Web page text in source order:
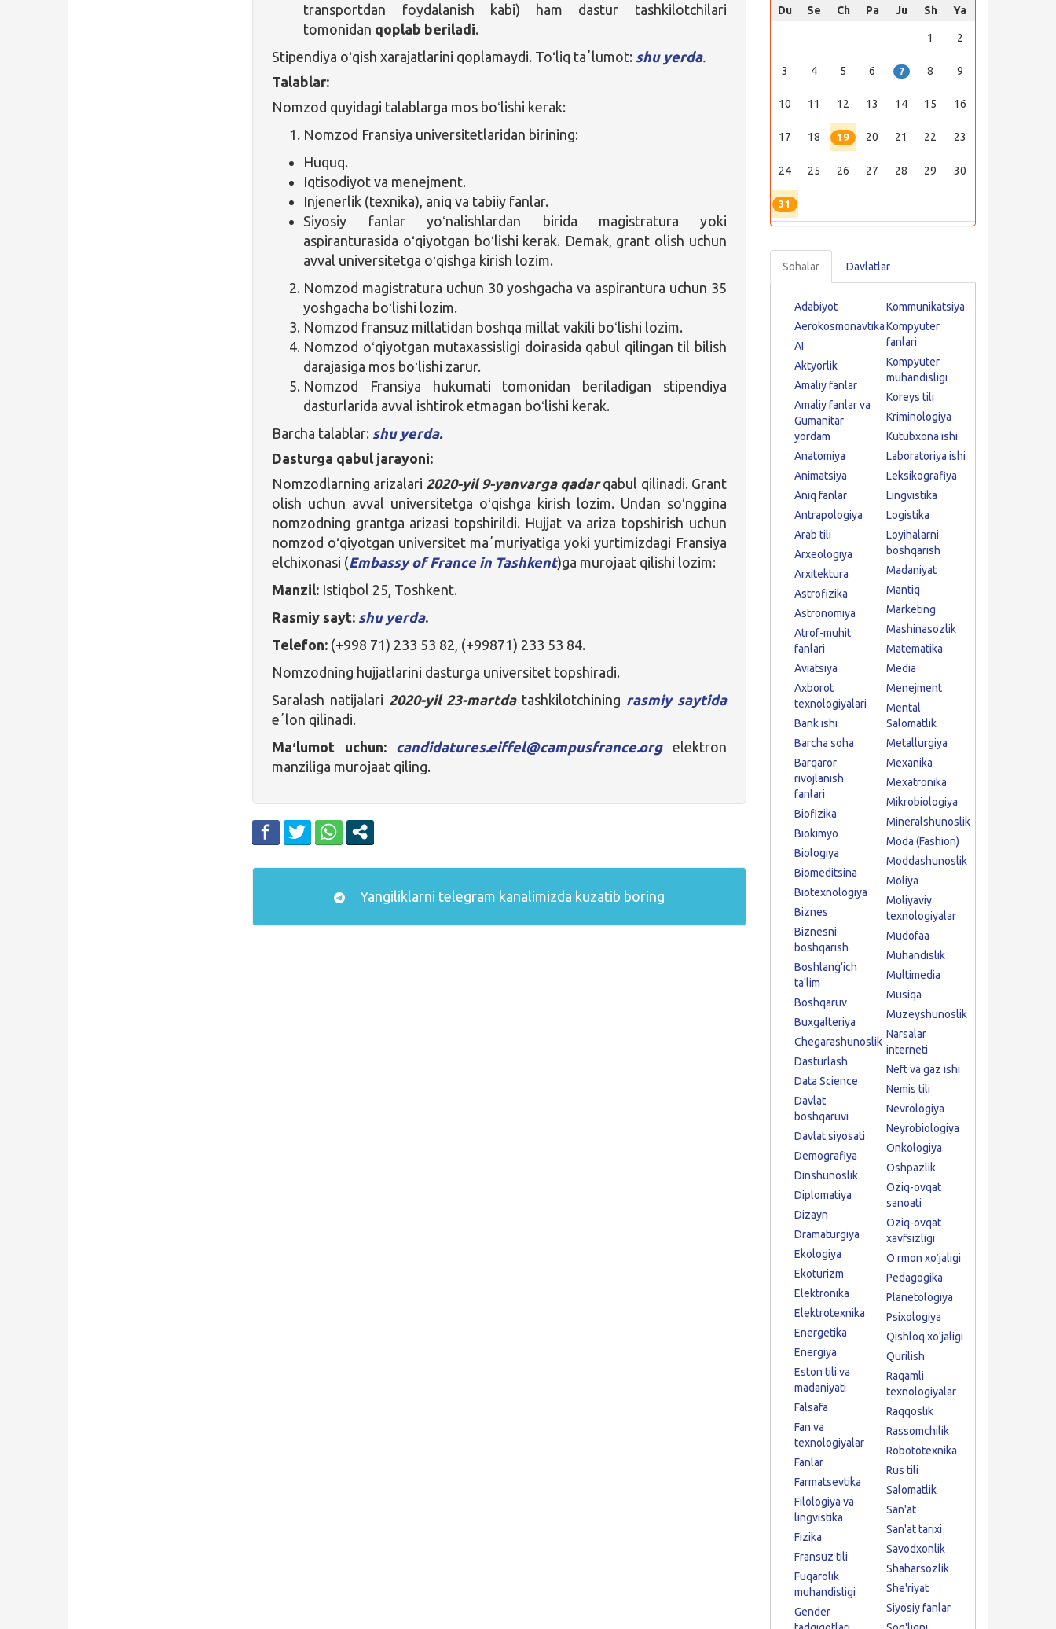
transportdan foydalanish kabi) ham dastur tashkilotchilari
tomonidan qoplab beriladi.
Stipendiya oʻqish xarajatlarini qoplamaydi. Toʻliq taʼlumot: shu yerda.
Talablar:
Nomzod quyidagi talablarga mos boʻlishi kerak:
Nomzod Fransiya universitetlaridan birining:
Huquq.
Iqtisodiyot va menejment.
Injenerlik (texnika), aniq va tabiiy fanlar.
Siyosiy fanlar yoʻnalishlardan birida magistratura yoki
aspiranturasida oʻqiyotgan boʻlishi kerak. Demak, grant olish uchun
avval universitetga oʻqishga kirish lozim.
Nomzod magistratura uchun 30 yoshgacha va aspirantura uchun 35
yoshgacha boʻlishi lozim.
Nomzod fransuz millatidan boshqa millat vakili boʻlishi lozim.
Nomzod oʻqiyotgan mutaxassisligi doirasida qabul qilingan til bilish
darajasiga mos boʻlishi zarur.
Nomzod Fransiya hukumati tomonidan beriladigan stipendiya
dasturlarida avval ishtirok etmagan boʻlishi kerak.
Barcha talablar: shu yerda.
Dasturga qabul jarayoni:
Nomzodlarning arizalari 2020-yil 9-yanvarga qadarqabul qilinadi. Grant
olish uchun avval universitetga oʻqishga kirish lozim. Undan soʻnggina
nomzodning grantga arizasi topshirildi. Hujjat va ariza topshirish uchun
nomzod oʻqiyotgan universitet maʼmuriyatiga yoki yurtimizdagi Fransiya
elchixonasi (Embassy of France in Tashkent)ga murojaat qilishi lozim:
Manzil: Istiqbol 25, Toshkent.
Rasmiy sayt: shu yerda.
Telefon: (+998 71) 233 53 82, (+99871) 233 53 84.
Nomzodning hujjatlarini dasturga universitet topshiradi.
Saralash natijalari 2020-yil 23-martdatashkilotchining rasmiy saytida
eʼlon qilinadi.
Maʻlumot uchun: candidatures.eiffel@campusfrance.orgelektron
manziliga murojaat qiling.
Yangiliklarni telegram kanalimizda kuzatib boring
Du Se Ch Pa Ju Sh Ya
1 2
3 4 5 6 7 8 9
10 11 12 13 14 15 16
17 18 19 20 21 22 23
24 25 26 27 28 29 30
31
Sohalar Davlatlar
Adabiyot
Aerokosmonavtika
AI
Aktyorlik
Amaliy fanlar
Amaliy fanlar va
Gumanitar
yordam
Anatomiya
Animatsiya
Aniq fanlar
Antrapologiya
Arab tili
Arxeologiya
Arxitektura
Astrofizika
Astronomiya
Atrof-muhit
fanlari
Aviatsiya
Axborot
texnologiyalari
Bank ishi
Barcha soha
Barqaror
rivojlanish
fanlari
Biofizika
Biokimyo
Biologiya
Biomeditsina
Biotexnologiya
Biznes
Biznesni
boshqarish
Boshlang'ich
ta'lim
Boshqaruv
Buxgalteriya
Chegarashunoslik
Dasturlash
Data Science
Davlat
boshqaruvi
Davlat siyosati
Demografiya
Dinshunoslik
Diplomatiya
Dizayn
Dramaturgiya
Ekologiya
Ekoturizm
Elektronika
Elektrotexnika
Energetika
Energiya
Eston tili va
madaniyati
Falsafa
Fan va
texnologiyalar
Fanlar
Farmatsevtika
Filologiya va
lingvistika
Fizika
Fransuz tili
Fuqarolik
muhandisligi
Gender
Kommunikatsiya
Kompyuter
fanlari
Kompyuter
muhandisligi
Koreys tili
Kriminologiya
Kutubxona ishi
Laboratoriya ishi
Leksikografiya
Lingvistika
Logistika
Loyihalarni
boshqarish
Madaniyat
Mantiq
Marketing
Mashinasozlik
Matematika
Media
Menejment
Mental
Salomatlik
Metallurgiya
Mexanika
Mexatronika
Mikrobiologiya
Mineralshunoslik
Moda (Fashion)
Moddashunoslik
Moliya
Moliyaviy
texnologiyalar
Mudofaa
Muhandislik
Multimedia
Musiqa
Muzeyshunoslik
Narsalar
interneti
Neft va gaz ishi
Nemis tili
Nevrologiya
Neyrobiologiya
Onkologiya
Oshpazlik
Oziq-ovqat
sanoati
Oziq-ovqat
xavfsizligi
Oʻrmon xoʻjaligi
Pedagogika
Planetologiya
Psixologiya
Qishloq xo'jaligi
Qurilish
Raqamli
texnologiyalar
Raqqoslik
Rassomchilik
Robototexnika
Rus tili
Salomatlik
San'at
San'at tarixi
Savodxonlik
Shaharsozlik
She'riyat
Siyosiy fanlar